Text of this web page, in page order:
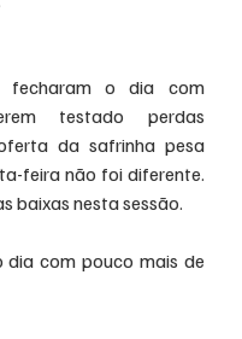
fecharam o dia com
testado perdas
da safrinha pesa
feira não foi diferente.
baixas nesta sessão.
dia com pouco mais de